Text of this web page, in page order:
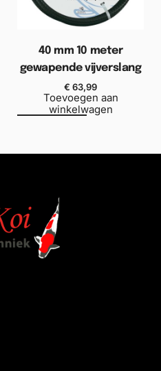
40 mm 10 meter
gewapende vijverslang
€ 63,99
Toevoegen aan
winkelwagen